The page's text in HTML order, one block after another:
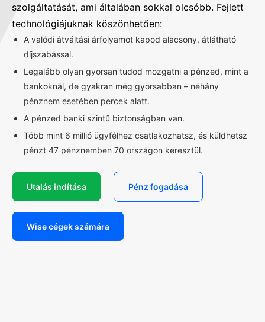
szolgáltatását, ami általában sokkal olcsóbb. Fejlett
technológiájuknak köszönhetően:
A valódi átváltási árfolyamot kapod alacsony, átlátható
díjszabással.
Legalább olyan gyorsan tudod mozgatni a pénzed, mint a
bankoknál, de gyakran még gyorsabban – néhány
pénznem esetében percek alatt.
A pénzed banki szintű biztonságban van.
Több mint 6 millió ügyfélhez csatlakozhatsz, és küldhetsz
pénzt 47 pénznemben 70 országon keresztül.
Utalás indítása Pénz fogadása
Wise cégek számára